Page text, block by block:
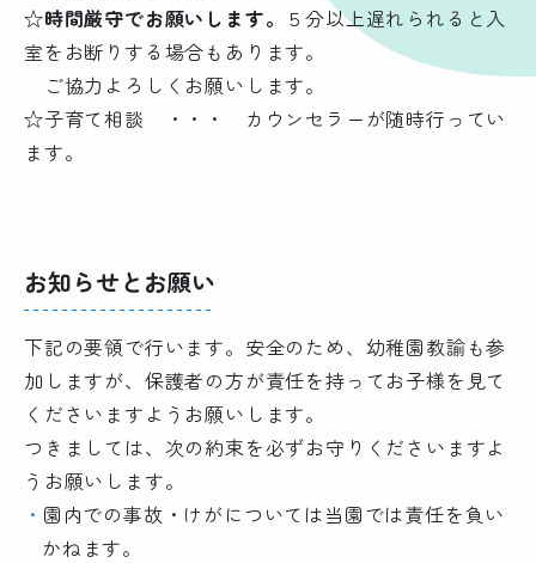
☆時間厳守でお願いします。 ５分以上遅れられると入
室をお断りする場合もあります。
ご協力よろしくお願いします。
☆子育て相談 ・・・ カウンセラーが随時行ってい
ます。
お知らせとお願い
下記の要領で行います。安全のため、幼稚園教諭も参
加しますが、保護者の方が責任を持ってお子様を見て
くださいますようお願いします。
つきましては、次の約束を必ずお守りくださいますよ
うお願いします。
園内での事故・けがについては当園では責任を負い
かねます。